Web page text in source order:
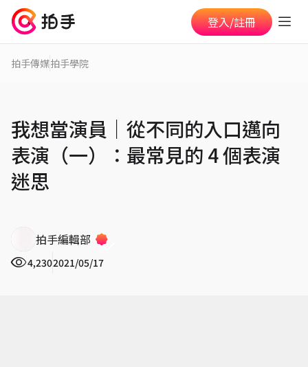
登入/註冊
拍手傳媒拍手學院
我想當演員｜從不同的入口邁向
表演（一）：最常見的 4 個表演
迷思
拍手編輯部
4,2302021/05/17